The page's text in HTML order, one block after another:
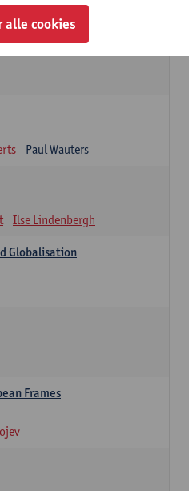
Paul Wauters
Ilse Lindenbergh
Globalisation
Frames
alle cookies